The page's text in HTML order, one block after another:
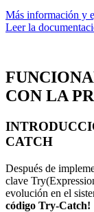
Más información y
Leer la
CON LA
CATCH
Después de
clave
evolución en el
código Try-Catch!